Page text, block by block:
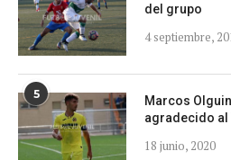
del grupo
4 septiembre,
5
Marcos
agradecido
18 junio, 2020